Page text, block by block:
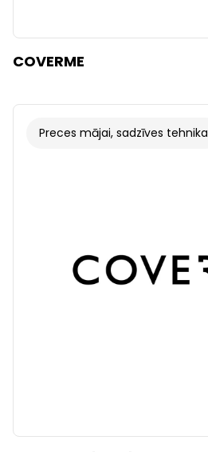
COVERME
Preces mājai, sadzīves tehnika